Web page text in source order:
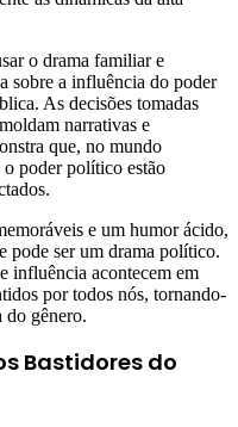
o drama familiar e
sobre a influência do poder
As decisões tomadas
narrativas e
que, no mundo
poder político estão
e um humor ácido,
pode ser um drama político.
influência acontecem em
por todos nós, tornando-
do gênero.
Bastidores do